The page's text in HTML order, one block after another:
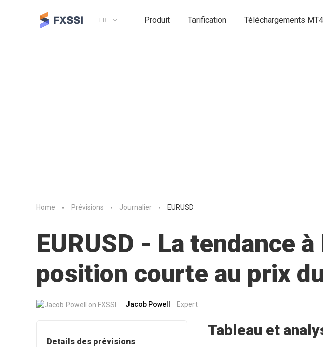
FR Produit Tarification Téléchargements
Home Prévisions Journalier EURUSD
EURUSD - La tendance
position courte au prix
Jacob Powell Expert
Details des prévisions
Tableau et